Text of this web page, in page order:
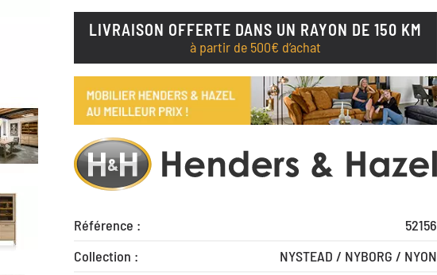
LIVRAISON OFFERTE DANS UN RAYON DE 150 KM
à partir de 500€ d’achat
Référence :
52156
Collection :
NYSTEAD / NYBORG / NYON